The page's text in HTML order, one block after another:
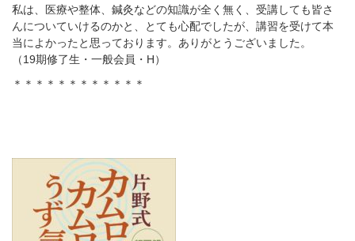
私は、医療や整体、鍼灸などの知識が全く無く、受講しても皆さ
んについていけるのかと、とても心配でしたが、講習を受けて本
当によかったと思っております。ありがとうございました。
（19期修了生・一般会員・ H）
＊＊＊＊＊＊＊＊＊＊＊＊